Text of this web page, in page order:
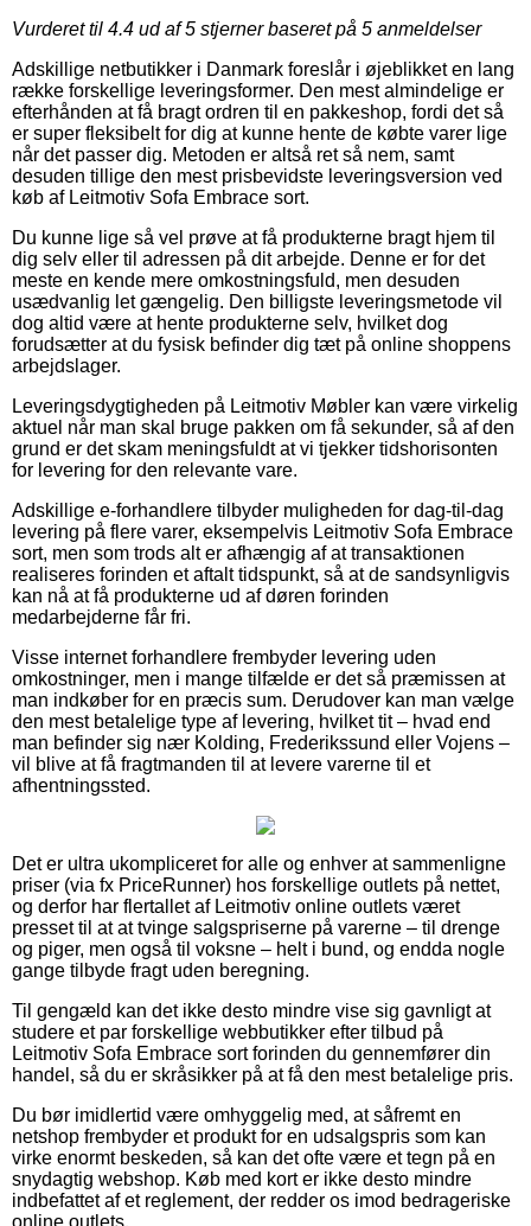
Vurderet til 4.4 ud af 5 stjerner baseret på 5 anmeldelser
Adskillige netbutikker i Danmark foreslår i øjeblikket en lang
række forskellige leveringsformer. Den mest almindelige er
efterhånden at få bragt ordren til en pakkeshop, fordi det så
er super fleksibelt for dig at kunne hente de købte varer lige
når det passer dig. Metoden er altså ret så nem, samt
desuden tillige den mest prisbevidste leveringsversion ved
køb af Leitmotiv Sofa Embrace sort.
Du kunne lige så vel prøve at få produkterne bragt hjem til
dig selv eller til adressen på dit arbejde. Denne er for det
meste en kende mere omkostningsfuld, men desuden
usædvanlig let gængelig. Den billigste leveringsmetode vil
dog altid være at hente produkterne selv, hvilket dog
forudsætter at du fysisk befinder dig tæt på online shoppens
arbejdslager.
Leveringsdygtigheden på Leitmotiv Møbler kan være virkelig
aktuel når man skal bruge pakken om få sekunder, så af den
grund er det skam meningsfuldt at vi tjekker tidshorisonten
for levering for den relevante vare.
Adskillige e-forhandlere tilbyder muligheden for dag-til-dag
levering på flere varer, eksempelvis Leitmotiv Sofa Embrace
sort, men som trods alt er afhængig af at transaktionen
realiseres forinden et aftalt tidspunkt, så at de sandsynligvis
kan nå at få produkterne ud af døren forinden
medarbejderne får fri.
Visse internet forhandlere frembyder levering uden
omkostninger, men i mange tilfælde er det så præmissen at
man indkøber for en præcis sum. Derudover kan man vælge
den mest betalelige type af levering, hvilket tit – hvad end
man befinder sig nær Kolding, Frederikssund eller Vojens –
vil blive at få fragtmanden til at levere varerne til et
afhentningssted.
Det er ultra ukompliceret for alle og enhver at sammenligne
priser (via fx PriceRunner) hos forskellige outlets på nettet,
og derfor har flertallet af Leitmotiv online outlets været
presset til at at tvinge salgspriserne på varerne – til drenge
og piger, men også til voksne – helt i bund, og endda nogle
gange tilbyde fragt uden beregning.
Til gengæld kan det ikke desto mindre vise sig gavnligt at
studere et par forskellige webbutikker efter tilbud på
Leitmotiv Sofa Embrace sort forinden du gennemfører din
handel, så du er skråsikker på at få den mest betalelige pris.
Du bør imidlertid være omhyggelig med, at såfremt en
netshop frembyder et produkt for en udsalgspris som kan
virke enormt beskeden, så kan det ofte være et tegn på en
snydagtig webshop. Køb med kort er ikke desto mindre
indbefattet af et reglement, der redder os imod bedrageriske
online outlets.